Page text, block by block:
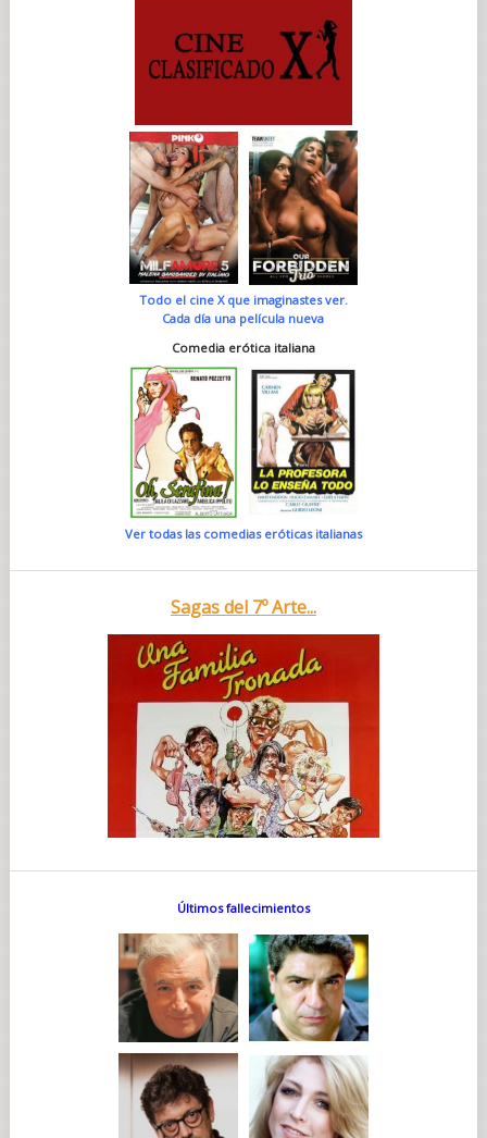
Todo el cine X que imaginastes ver.
Cada día una película nueva
Comedia erótica italiana
Ver todas las comedias eróticas italianas
Sagas del 7º Arte...
Últimos fallecimientos